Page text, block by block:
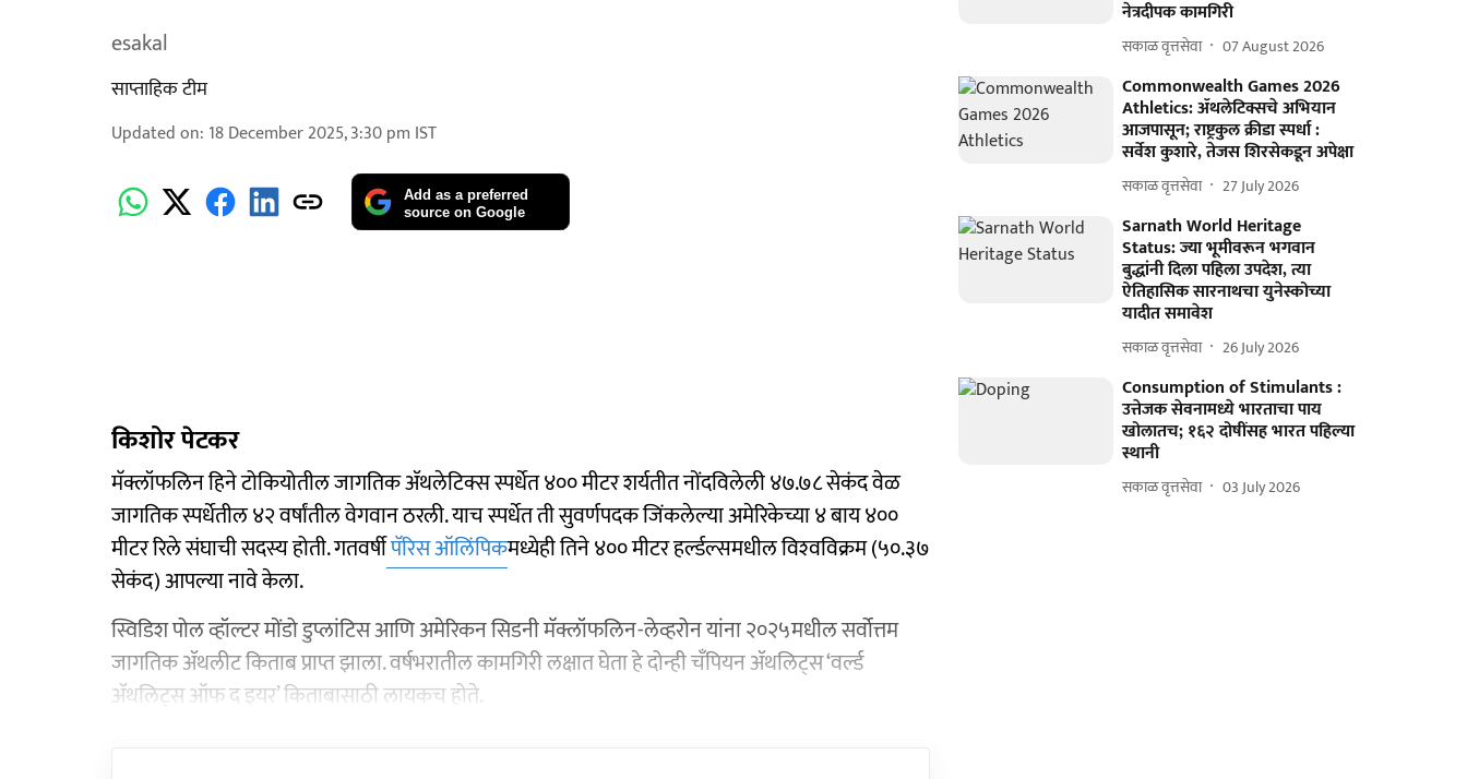
esakal
साप्ताहिक टीम
Updated on: 18 December 2025, 3:30 pm IST
Add as a preferred
source on Google
किशोर पेटकर
मॅक्लॉफलिन हिने टोकियोतील जागतिक ॲथलेटिक्स स्पर्धेत ४०० मीटर शर्यतीत नोंदविलेली ४७.७८ सेकंद वेळ
जागतिक स्पर्धेतील ४२ वर्षांतील वेगवान ठरली. याच स्पर्धेत ती सुवर्णपदक जिंकलेल्या अमेरिकेच्या ४ बाय ४००
मीटर रिले संघाची सदस्य होती. गतवर्षीपॅरिस ऑलिंपिकमध्येही तिने ४०० मीटर हर्ल्डल्समधील विश्‍वविक्रम (५०.३७
सेकंद) आपल्या नावे केला.
स्विडिश पोल व्हॉल्टर मोंडो डुप्लांटिस आणि अमेरिकन सिडनी मॅक्लॉफलिन-लेव्हरोन यांना २०२५मधील सर्वोत्तम
जागतिक ॲथलीट किताब प्राप्त झाला. वर्षभरातील कामगिरी लक्षात घेता हे दोन्ही चँपियन ॲथलिट्स ‘वर्ल्ड
ॲथलिट्स ऑफ द इयर’ किताबासाठी लायकच होते.
नेत्रदीपक कामगिरी
सकाळ वृत्तसेवा 07 August 2026
Commonwealth Games 2026
Athletics: ॲथलेटिक्सचे अभियान
आजपासून; राष्ट्रकुल क्रीडा स्पर्धा :
सर्वेश कुशारे, तेजस शिरसेकडून अपेक्षा
सकाळ वृत्तसेवा 27 July 2026
Sarnath World Heritage
Status: ज्या भूमीवरून भगवान
बुद्धांनी दिला पहिला उपदेश, त्या
ऐतिहासिक सारनाथचा युनेस्कोच्या
यादीत समावेश
सकाळ वृत्तसेवा 26 July 2026
Consumption of Stimulants :
उत्तेजक सेवनामध्ये भारताचा पाय
खोलातच; १६२ दोषींसह भारत पहिल्या
स्थानी
सकाळ वृत्तसेवा 03 July 2026